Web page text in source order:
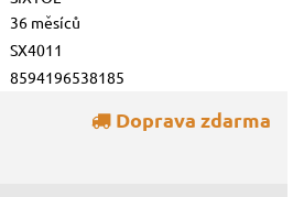
36 měsíců
SX4011
8594196538185
Doprava zdarma